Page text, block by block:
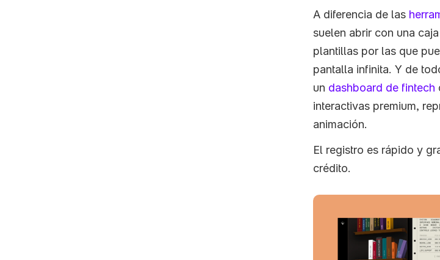
A diferencia de las
suelen abrir con una
plantillas por las que
pantalla infinita. Y de
un dashboard de fintech
interactivas premium,
animación.
El registro es rápido y
crédito.